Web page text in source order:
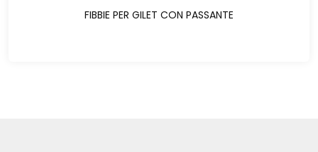
FIBBIE PER GILET CON PASSANTE